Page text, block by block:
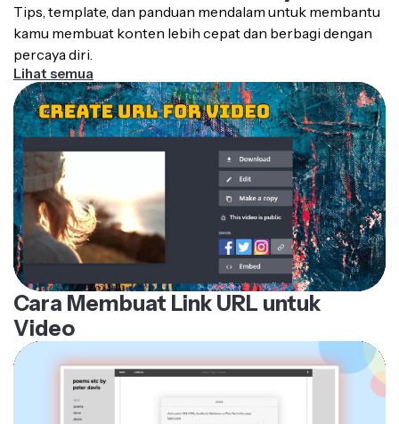
kamu membuat konten lebih cepat dan berbagi dengan
percaya diri.
Lihat semua
Cara Membuat Link URL untuk
Video